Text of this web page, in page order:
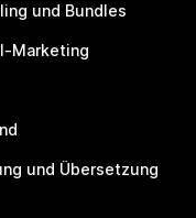
und Bundles
Marketing
und Übersetzung